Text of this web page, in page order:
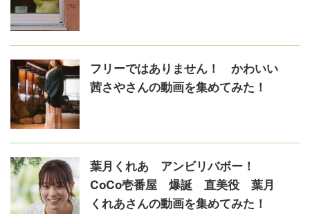
フリーではありません！ かわいい
茜さやさんの動画を集めてみた！
葉月くれあ アンビリバボー！
CoCo壱番屋 爆誕 直美役 葉月
くれあさんの動画を集めてみた！